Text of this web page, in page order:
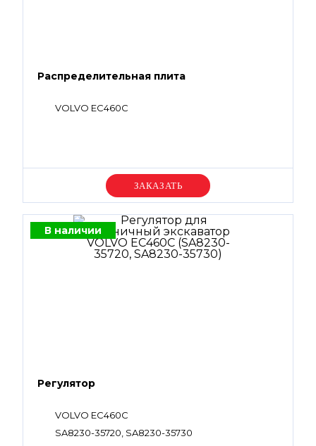
Распределительная плита
VOLVO EC460C
Уточняйте цену
В наличии
Регулятор
VOLVO EC460C
SA8230-35720, SA8230-35730